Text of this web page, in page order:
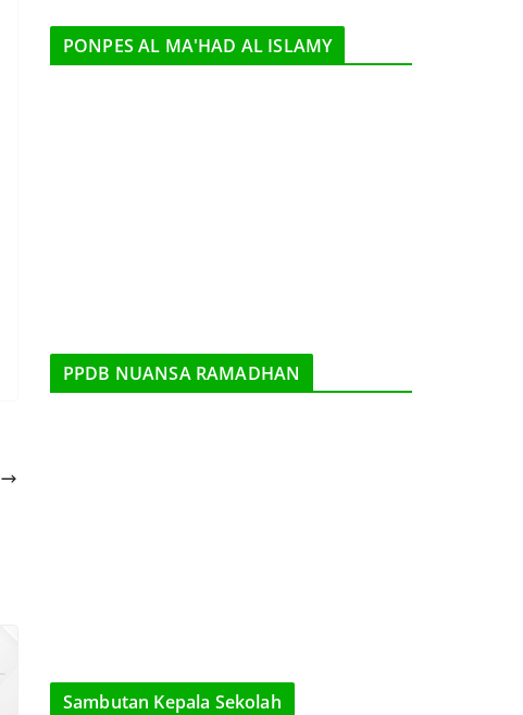
PONPES AL MA'HAD AL ISLAMY
PPDB NUANSA RAMADHAN
Sambutan Kepala Sekolah